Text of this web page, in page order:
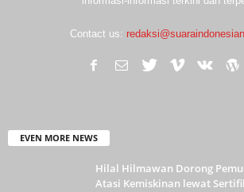
Contact us:
EVEN MORE NEWS
Hilal Hilmawan Dorong
Atasi Kemiskinan lewat